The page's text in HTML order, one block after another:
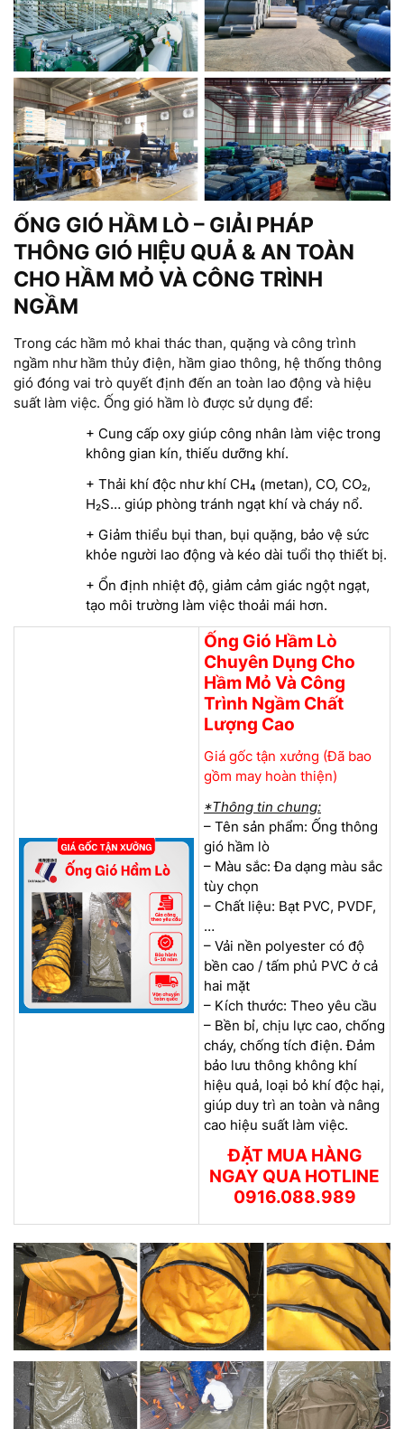
ỐNG GIÓ HẦM LÒ – GIẢI PHÁP
THÔNG GIÓ HIỆU QUẢ & AN TOÀN
CHO HẦM MỎ VÀ CÔNG TRÌNH
NGẦM
Trong các hầm mỏ khai thác than, quặng và công trình
ngầm như hầm thủy điện, hầm giao thông, hệ thống thông
gió đóng vai trò quyết định đến an toàn lao động và hiệu
suất làm việc. Ống gió hầm lò được sử dụng để:
+ Cung cấp oxy giúp công nhân làm việc trong
không gian kín, thiếu dưỡng khí.
+ Thải khí độc như khí CH₄ (metan), CO, CO₂,
H₂S… giúp phòng tránh ngạt khí và cháy nổ.
+ Giảm thiểu bụi than, bụi quặng, bảo vệ sức
khỏe người lao động và kéo dài tuổi thọ thiết bị.
+ Ổn định nhiệt độ, giảm cảm giác ngột ngạt,
tạo môi trường làm việc thoải mái hơn.
Ống Gió Hầm Lò
Chuyên Dụng Cho
Hầm Mỏ Và Công
Trình Ngầm Chất
Lượng Cao
Giá gốc tận xưởng (Đã bao
gồm may hoàn thiện)
*Thông tin chung:
– Tên sản phẩm: Ống thông
gió hầm lò
– Màu sắc: Đa dạng màu sắc
tùy chọn
– Chất liệu: Bạt PVC, PVDF,
…
– Vải nền polyester có độ
bền cao / tấm phủ PVC ở cả
hai mặt
– Kích thước: Theo yêu cầu
– Bền bỉ, chịu lực cao, chống
cháy, chống tích điện. Đảm
bảo lưu thông không khí
hiệu quả, loại bỏ khí độc hại,
giúp duy trì an toàn và nâng
cao hiệu suất làm việc.
ĐẶT MUA HÀNG
NGAY QUA HOTLINE
0916.088.989